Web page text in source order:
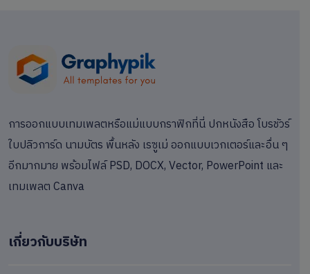
การออกแบบเทมเพลตหรือแม่แบบกราฟิกที่นี่ ปกหนังสือ โบรชัวร์
ใบปลิวการ์ด นามบัตร พื้นหลัง เรซูเม่ ออกแบบเวกเตอร์และอื่น ๆ
อีกมากมาย พร้อมไฟล์ PSD, DOCX, Vector, PowerPoint และ
เทมเพลต Canva
เกี่ยวกับบริษัท